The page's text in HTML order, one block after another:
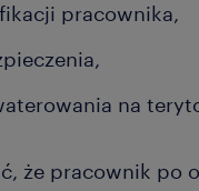
pracownika,
na
że pracownik po